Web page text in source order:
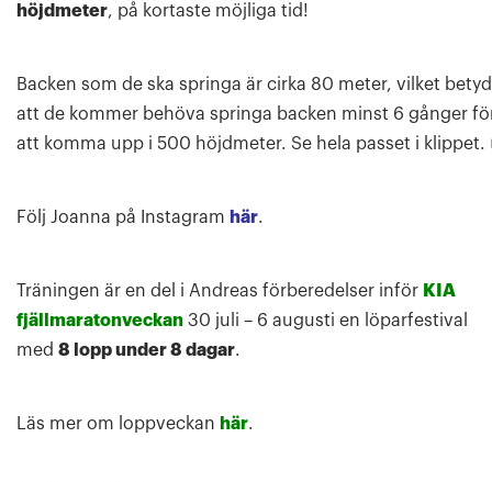
höjdmeter, på kortaste möjliga tid!
Backen som de ska springa är cirka 80 meter, vilket
att de kommer behöva springa backen minst 6 gånger
att komma upp i 500 höjdmeter. Se hela passet i
Följ Joanna på Instagram här.
Träningen är en del i Andreas förberedelser inför KIA
fjällmaratonveckan 30 juli – 6 augusti en löparfestival
med 8 lopp under 8 dagar.
Läs mer om loppveckan här.